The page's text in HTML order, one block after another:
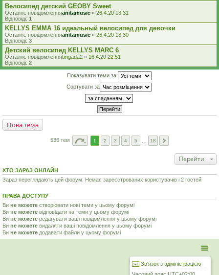
Велосипед детский GEOBY Sweet
Останнє повідомленняanitamusic « 26.4.20 18:31
Відповіді: 1
KELLYS EMMA 16 идеальный велосипед для девочки
Останнє повідомленняanitamusic « 26.4.20 18:30
Відповіді: 3
Детский велосипед KELLYS MARC 6
Останнє повідомленняbrigada2 « 16.4.20 22:51
Відповіді: 2
Показувати теми за:
Сортувати за
Нова тема
536 тем 1 2 3 4 5 18
Перейти
ХТО ЗАРАЗ ОНЛАЙН
Зараз переглядають цей форум: Немає зареєстрованих користувачів і 2 гостей
ПРАВА ДОСТУПУ
Ви не можете створювати нові теми у цьому форумі
Ви не можете відповідати на теми у цьому форумі
Ви не можете редагувати ваші повідомлення у цьому форумі
Ви не можете видаляти ваші повідомлення у цьому форумі
Ви не можете додавати файли у цьому форумі
Зв'язок з адміністрацією
Часовий пояс UTC+02:00